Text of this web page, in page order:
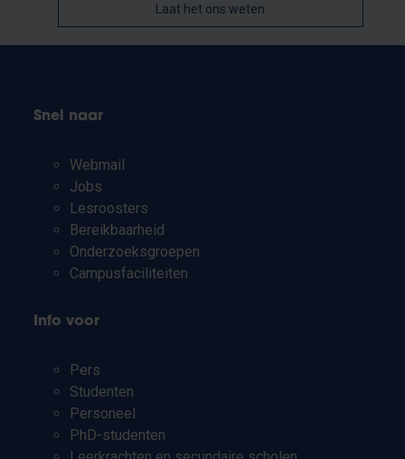
Laat het ons weten
Snel naar
Webmail
Jobs
Lesroosters
Bereikbaarheid
Onderzoeksgroepen
Campusfaciliteiten
Info voor
Pers
Studenten
Personeel
PhD-studenten